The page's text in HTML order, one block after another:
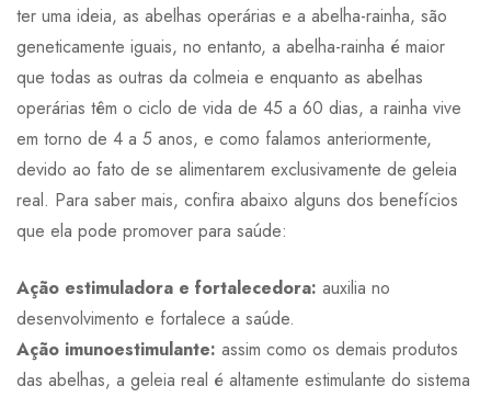
ter uma ideia, as abelhas operárias e a abelha-rainha, são
geneticamente iguais, no entanto, a abelha-rainha é maior
que todas as outras da colmeia e enquanto as abelhas
operárias têm o ciclo de vida de 45 a 60 dias, a rainha vive
em torno de 4 a 5 anos, e como falamos anteriormente,
devido ao fato de se alimentarem exclusivamente de geleia
real. Para saber mais, confira abaixo alguns dos benefícios
que ela pode promover para saúde:
Ação estimuladora e fortalecedora: auxilia no
desenvolvimento e fortalece a saúde.
Ação imunoestimulante: assim como os demais produtos
das abelhas, a geleia real é altamente estimulante do sistema